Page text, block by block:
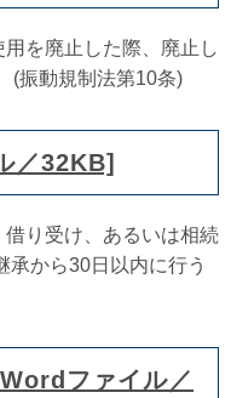
を廃止した際、廃止し
(振動規制法第10条)
／32KB]
り受け、あるいは相続
承から30日以内に行う
ファイル／